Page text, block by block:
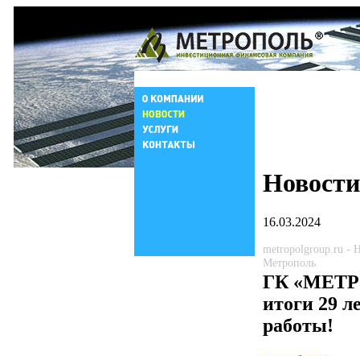
16.03.2024
metropolgroup.ru -
Метрополь
ГК
итоги 29
работы!